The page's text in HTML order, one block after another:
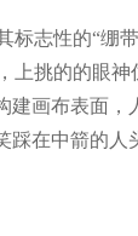
标志性的“
挑的的眼
建画布表面
踩在中箭的